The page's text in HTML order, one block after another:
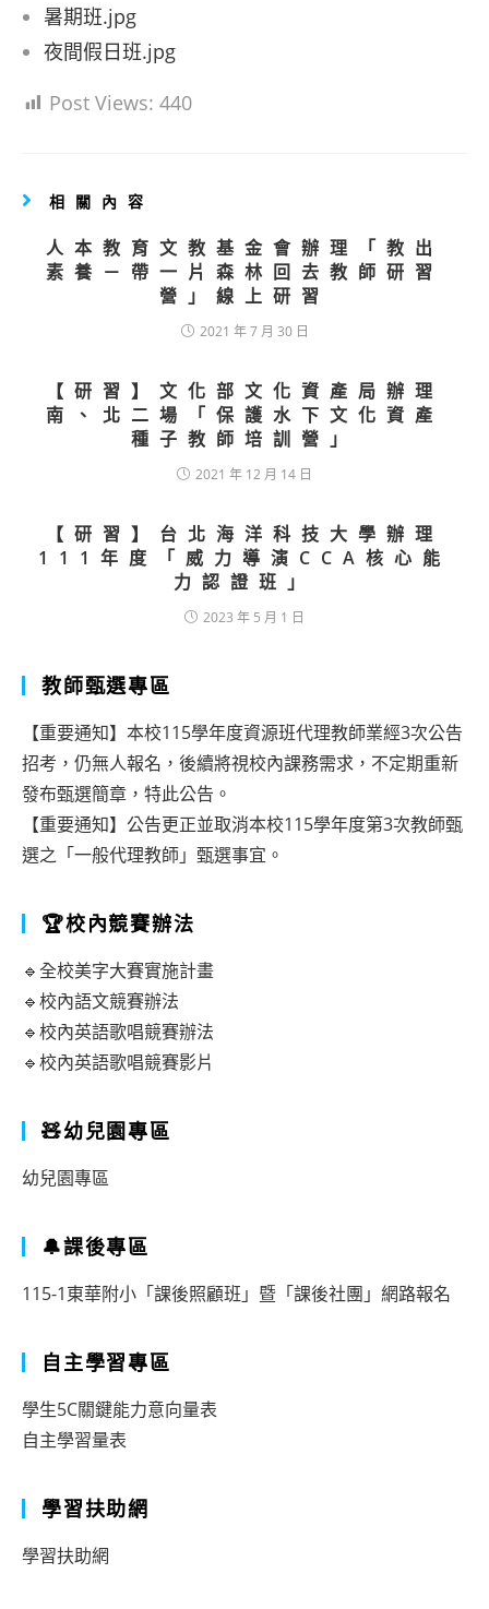
暑期班.jpg
夜間假日班.jpg
Post Views: 440
相關內容
人本教育文教基金會辦理「教出
素養－帶一片森林回去教師研習
營」線上研習
2021 年 7 月 30 日
【研習】文化部文化資產局辦理
南、北二場「保護水下文化資產
種子教師培訓營」
2021 年 12 月 14 日
【研習】台北海洋科技大學辦理
111年度「威力導演CCA核心能
力認證班」
2023 年 5 月 1 日
教師甄選專區
【重要通知】本校115學年度資源班代理教師業經3次公告
招考，仍無人報名，後續將視校內課務需求，不定期重新
發布甄選簡章，特此公告。
【重要通知】公告更正並取消本校115學年度第3次教師甄
選之「一般代理教師」甄選事宜。
🏆校內競賽辦法
🔹全校美字大賽實施計畫
🔹校內語文競賽辦法
🔹校內英語歌唱競賽辦法
🔹校內英語歌唱競賽影片
🧸幼兒園專區
幼兒園專區
🔔課後專區
115-1東華附小「課後照顧班」暨「課後社團」網路報名
自主學習專區
學生5C關鍵能力意向量表
自主學習量表
學習扶助網
學習扶助網